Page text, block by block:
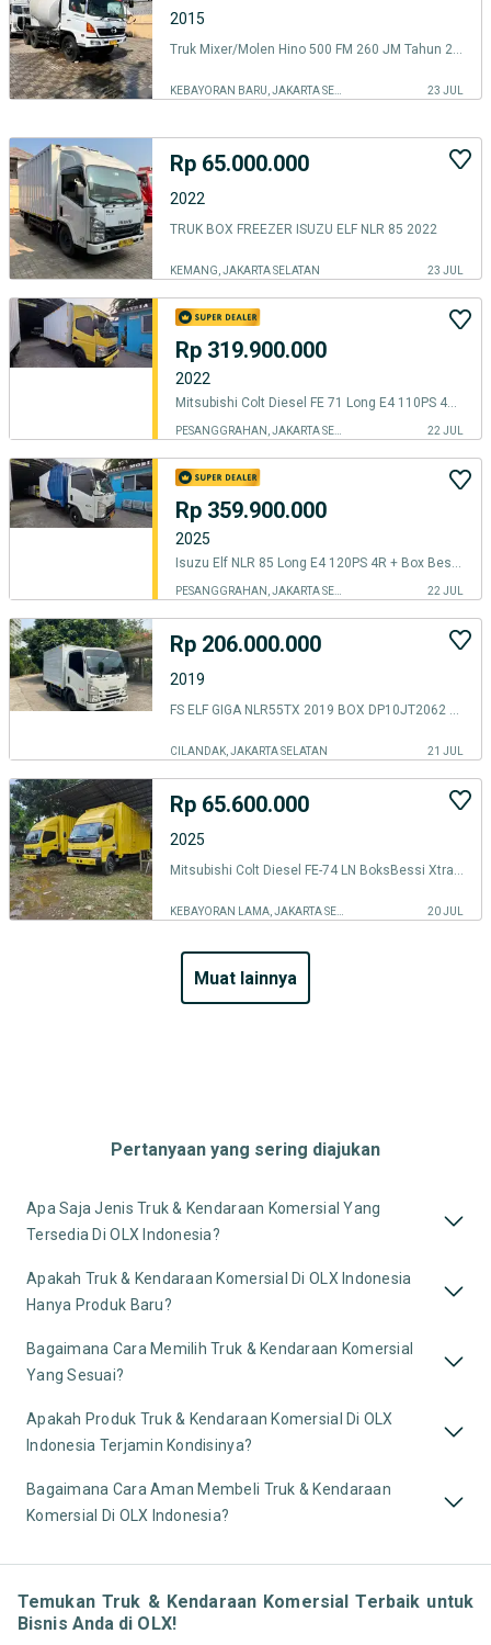
2015
Truk Mixer/Molen Hino 500 FM 260 JM Tahun 2013/2014/2015
23 JUL
Rp 65.000.000
2022
TRUK BOX FREEZER ISUZU ELF NLR 85 2022
KEMANG, JAKARTA SELATAN 23 JUL
Rp 319.900.000
2022
Mitsubishi Colt Diesel FE 71 Long E4 110PS 4R + Box Besi Jumbo - 2022
22 JUL
Rp 359.900.000
2025
Isuzu Elf NLR 85 Long E4 120PS 4R + Box Besi - 2025 - seperti baru
22 JUL
Rp 206.000.000
2019
FS ELF GIGA NLR55TX 2019 BOX DP10JT2062 MURAH
CILANDAK, JAKARTA SELATAN 21 JUL
Rp 65.600.000
2025
Mitsubishi Colt Diesel FE-74 LN BoksBessi XtraLoong
20 JUL
muat lainnya
Pertanyaan yang sering diajukan
Apa Saja Jenis Truk & Kendaraan Komersial Yang
Tersedia Di OLX Indonesia?
Apakah Truk & Kendaraan Komersial Di OLX Indonesia
Hanya Produk Baru?
Bagaimana Cara Memilih Truk & Kendaraan Komersial
Yang Sesuai?
Apakah Produk Truk & Kendaraan Komersial Di OLX
Indonesia Terjamin Kondisinya?
Bagaimana Cara Aman Membeli Truk & Kendaraan
Komersial Di OLX Indonesia?
Temukan Truk & Kendaraan Komersial Terbaik untuk
Bisnis Anda di OLX!